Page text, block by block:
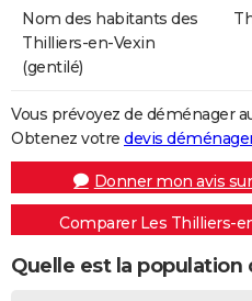
Nom des habitants des
Thilliers-en-Vexin
(gentilé)
Vous prévoyez de déménager
Obtenez votre devis
Donner mon avis
Comparer Les Thilliers-
Quelle est la population